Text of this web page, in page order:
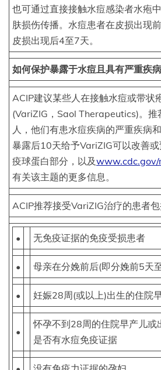
也可通过直接接触水痘感染者水疱
肤损伤传播。水痘患者在皮损出现
皮损出现后4至7天。
如何保护暴露于水痘且具有严重疾
ACIP建议某些人在接触水痘或带
(VariZIG，Saol Therapeutics)。
人，他们有患水痘疾病的严重疾病
暴露后10天给予VariZIG可以改善
疫球蛋白部分，以及
有关该主题的更多信息。
ACIP推荐接受VariZIG治疗的患者
• 无免疫证据的免疫受损患者
• 母亲在分娩前后(即分娩前5天
• 妊娠28周(或以上)出生的住院
•
怀孕不到28周的住院早产儿
是否有水痘免疫证据